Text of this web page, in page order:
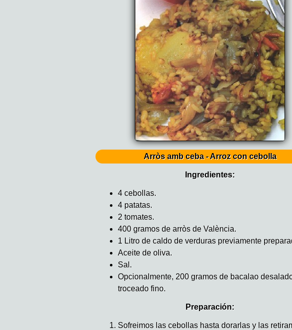
Arròs amb ceba - Arroz con cebolla
Ingredientes:
4 cebollas.
4 patatas.
2 tomates.
400 gramos de arròs de València.
1 Litro de caldo de verduras previamente
Aceite de oliva.
Sal.
Opcionalmente, 200 gramos de bacalao
troceado fino.
Preparación:
Sofreimos las cebollas hasta dorarlas y las